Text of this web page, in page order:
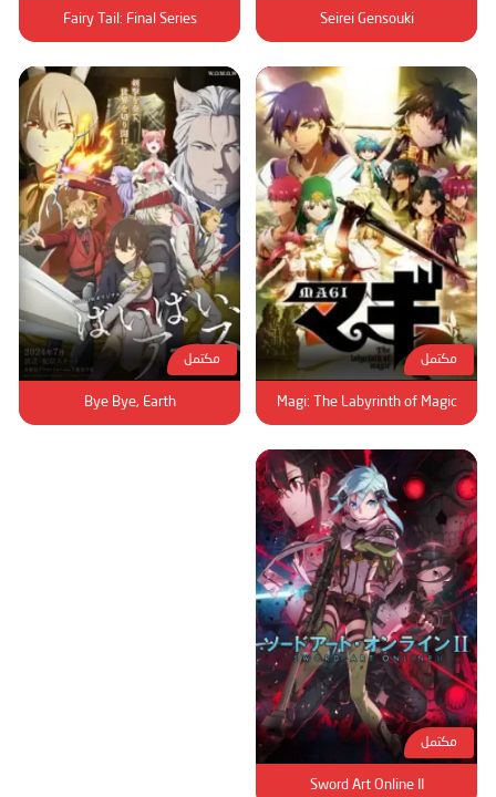
Seirei Gensouki
Fairy Tail: Final Series
مكتمل
Magi: The Labyrinth of Magic
مكتمل
Bye Bye, Earth
مكتمل
Sword Art Online II